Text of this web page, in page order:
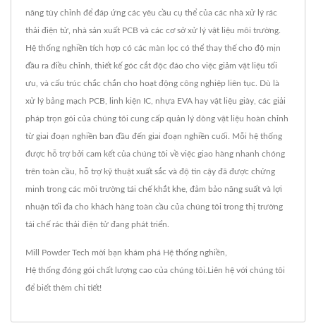
năng tùy chỉnh để đáp ứng các yêu cầu cụ thể của các nhà xử lý rác
thải điện tử, nhà sản xuất PCB và các cơ sở xử lý vật liệu môi trường.
Hệ thống nghiền tích hợp có các màn lọc có thể thay thế cho độ mịn
đầu ra điều chỉnh, thiết kế góc cắt độc đáo cho việc giảm vật liệu tối
ưu, và cấu trúc chắc chắn cho hoạt động công nghiệp liên tục. Dù là
xử lý bảng mạch PCB, linh kiện IC, nhựa EVA hay vật liệu giày, các giải
pháp trọn gói của chúng tôi cung cấp quản lý dòng vật liệu hoàn chỉnh
từ giai đoạn nghiền ban đầu đến giai đoạn nghiền cuối. Mỗi hệ thống
được hỗ trợ bởi cam kết của chúng tôi về việc giao hàng nhanh chóng
trên toàn cầu, hỗ trợ kỹ thuật xuất sắc và độ tin cậy đã được chứng
minh trong các môi trường tái chế khắt khe, đảm bảo năng suất và lợi
nhuận tối đa cho khách hàng toàn cầu của chúng tôi trong thị trường
tái chế rác thải điện tử đang phát triển.
Mill Powder Tech mời bạn khám phá Hệ thống nghiền
Hệ thống đóng gói chất lượng cao của chúng tôi. Liên hệ với chúng tôi
để biết thêm chi tiết!